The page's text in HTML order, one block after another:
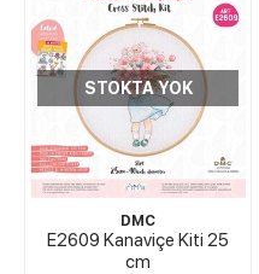
STOKTA YOK
DMC
E2609 Kanaviçe Kiti 25
cm